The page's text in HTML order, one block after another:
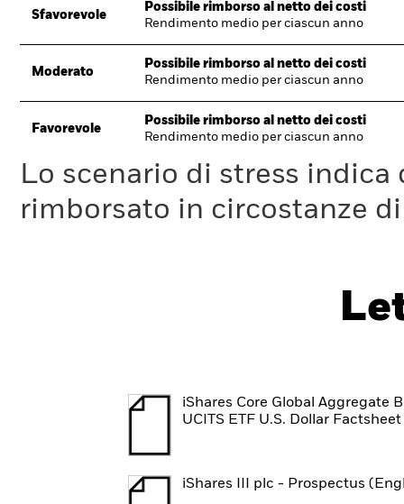
Sfavorevole
Possibile rimborso al netto dei costi
Rendimento medio per ciascun anno
Moderato
Possibile rimborso al netto dei costi
Rendimento medio per ciascun anno
Favorevole
Possibile rimborso al netto dei costi
Rendimento medio per ciascun anno
Lo scenario di stress
rimborsato in circostanze
iShares Core Global Aggregate
UCITS ETF U.S. Dollar Factsheet
iShares III plc - Prospectus